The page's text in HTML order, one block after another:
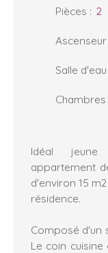
Pièces : 2
Ascenseur
Salle d'eau
Chambres
Idéal jeune
appartement
d'environ 15
résidence.
Composé d'un
Le coin cuisine